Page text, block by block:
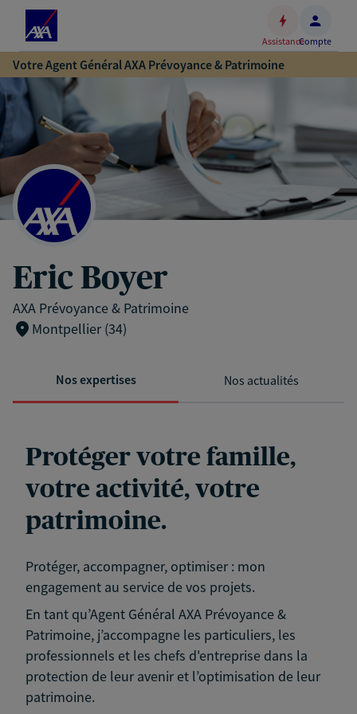
Accéder
au
principal
Accéder
au
pied
AssistanceCompte
Votre Agent Général AXA Prévoyance & Patrimoine
Eric Boyer
AXA Prévoyance & Patrimoine
Montpellier (34)
Nos expertises Nos actualités
Protéger votre famille,
votre activité, votre
patrimoine.
Protéger, accompagner, optimiser : mon
engagement au service de vos projets.
En tant qu’Agent Général AXA Prévoyance &
Patrimoine, j’accompagne les particuliers, les
professionnels et les chefs d'entreprise dans la
protection de leur avenir et l’optimisation de leur
patrimoine.